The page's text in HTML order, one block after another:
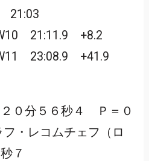
21:03
21:11.9 +8.2
23:08.9 +41.9
０分５６秒４ Ｐ＝０
・レコムチェフ（ロ
７